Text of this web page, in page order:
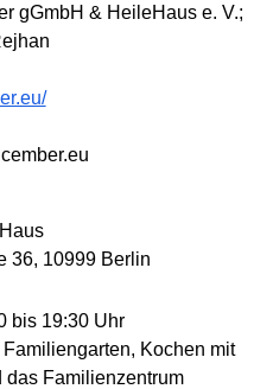
gGmbH & HeileHaus e. V.;
36, 10999 Berlin
bis 19:30 Uhr
Familiengarten, Kochen mit
das Familienzentrum